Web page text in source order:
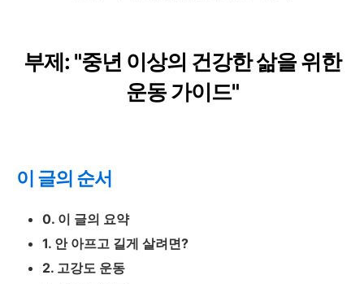
부제: "중년 이상의 건강한 삶을 위한
운동 가이드"
이 글의 순서
0. 이 글의 요약
1. 안 아프고 길게 살려면?
2. 고강도 운동